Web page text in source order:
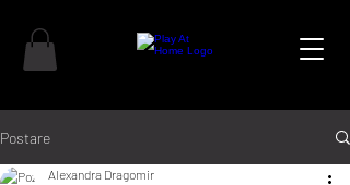
Postare
Alexandra Dragomir